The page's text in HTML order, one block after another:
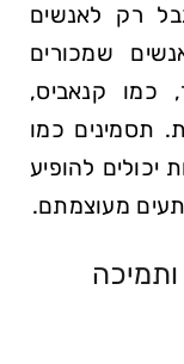
רק לאנשים
שמכורים
כמו קנאביס,
תסמינים כמו
יכולים להופיע
מעוצמתם.